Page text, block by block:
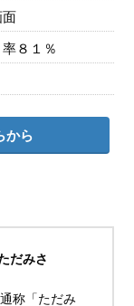
８１％
から
だみさ
称「ただみ